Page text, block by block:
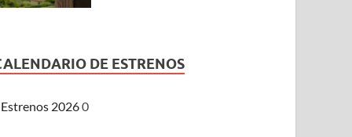
DE ESTRENOS
Estrenos 20260